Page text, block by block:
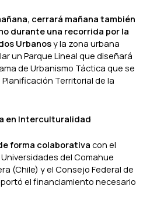
cerrará mañana también
durante una recorrida por la
Urbanosy la zona urbana
un Parque Lineal que diseñará
de Urbanismo Táctica que se
Territorial de la
en Interculturalidad
forma colaborativa con el
del Comahue
(Chile) y el Consejo Federal de
el financiamiento necesario